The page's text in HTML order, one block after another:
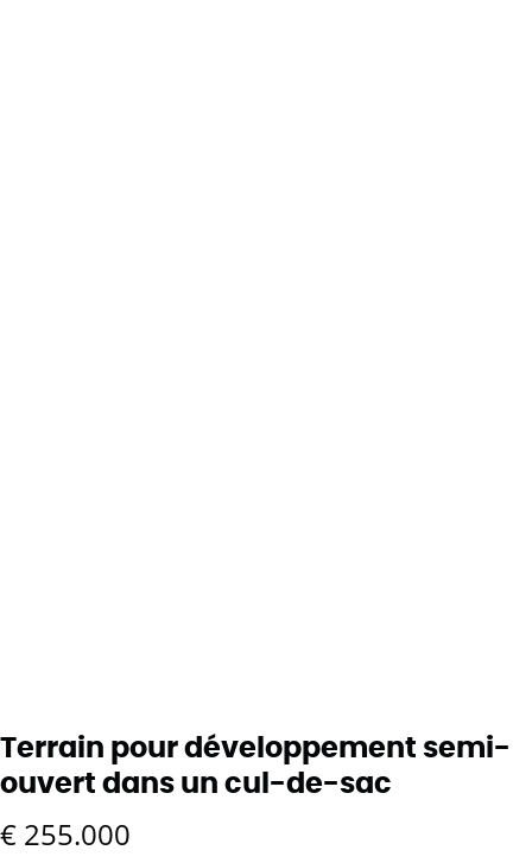
Terrain pour développement semi-
ouvert dans un cul-de-sac
€ 255.000